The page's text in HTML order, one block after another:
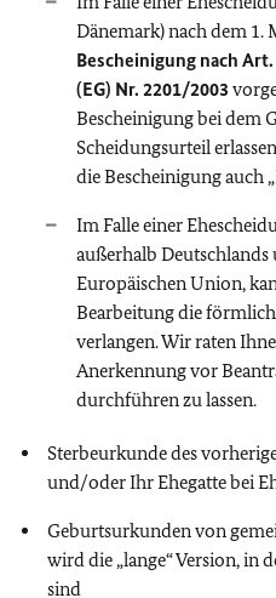
Dänemark) nach dem 1.
Bescheinigung nach
(EG) Nr. 2201/2003
Bescheinigung bei dem
Scheidungsurteil
die Bescheinigung auch
Im Falle einer
außerhalb
Europäischen Union,
Bearbeitung die
verlangen. Wir raten
Anerkennung vor
durchführen zu lassen.
Sterbeurkunde des
und/oder Ihr Ehegatte bei
Geburtsurkunden von
wird die „lange“ Version, in
sind